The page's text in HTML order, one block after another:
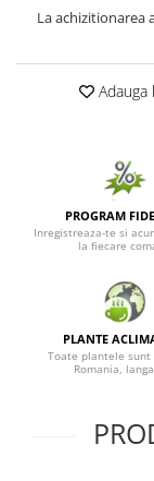
Seminte de Ierburi
Seminte de
La achizitionarea
Adauga
PROGRAM
Inregistreaza-te si
la fiecare
PLANTE
Toate plantele sunt
Romania,